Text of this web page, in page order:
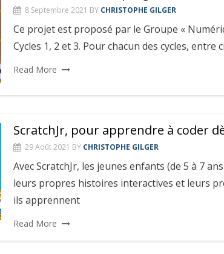
8 Septembre 2021 BY CHRISTOPHE GILGER
Ce projet est proposé par le Groupe «
Cycles 1, 2 et 3. Pour chacun des cycles, entre
Read More
ScratchJr, pour apprendre à coder
29 Août 2021 BY CHRISTOPHE GILGER
Avec ScratchJr, les jeunes enfants (de 5 à 7
leurs propres histoires interactives et leurs
ils apprennent
Read More